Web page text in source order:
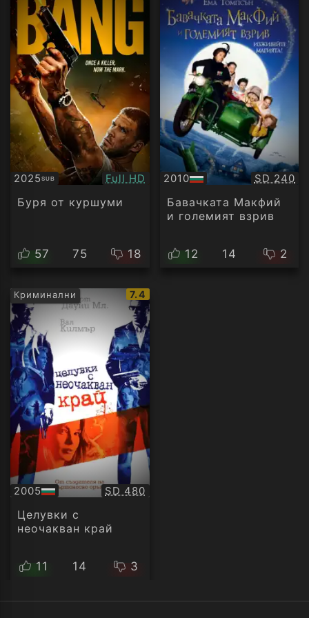
2025SUB
Субтитри Качество:
Full HD
Буря от куршуми
57 75 18
2010
БГ
аудио
SD 240
Бавачката Макфий
и големият взрив
12 14 2
Криминални
IMDb
рейтинг:
7.4
2005
БГ
аудио
Качество:
SD 480
Целувки с
неочакван край
11 14 3